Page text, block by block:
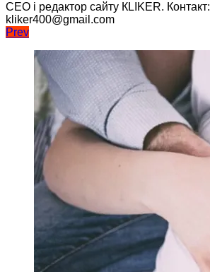
CEO і редактор сайту КLIKER. Контакт:
kliker400@gmail.com
Навігація
записів
Prev